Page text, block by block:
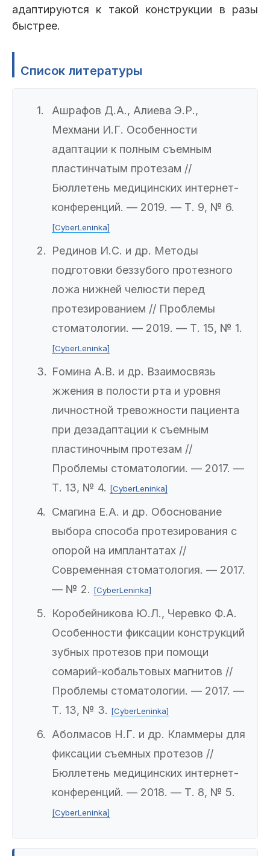
адаптируются к такой конструкции в разы
быстрее.
Список литературы
Ашрафов Д.А., Алиева Э.Р.,
Мехмани И.Г. Особенности
адаптации к полным съемным
пластинчатым протезам //
Бюллетень медицинских интернет-
конференций. — 2019. — Т. 9, № 6.
[CyberLeninka]
Рединов И.С. и др. Методы
подготовки беззубого протезного
ложа нижней челюсти перед
протезированием // Проблемы
стоматологии. — 2019. — Т. 15, № 1.
[CyberLeninka]
Fомина А.В. и др. Взаимосвязь
жжения в полости рта и уровня
личностной тревожности пациента
при дезадаптации к съемным
пластиночным протезам //
Проблемы стоматологии. — 2017. —
Т. 13, № 4. [CyberLeninka]
Смагина Е.А. и др. Обоснование
выбора способа протезирования с
опорой на имплантатах //
Современная стоматология. — 2017.
— № 2. [CyberLeninka]
Коробейникова Ю.Л., Черевко Ф.А.
Особенности фиксации конструкций
зубных протезов при помощи
сомарий-кобальтовых магнитов //
Проблемы стоматологии. — 2017. —
Т. 13, № 3. [CyberLeninka]
Аболмасов Н.Г. и др. Кламмеры для
фиксации съемных протезов //
Бюллетень медицинских интернет-
конференций. — 2018. — Т. 8, № 5.
[CyberLeninka]